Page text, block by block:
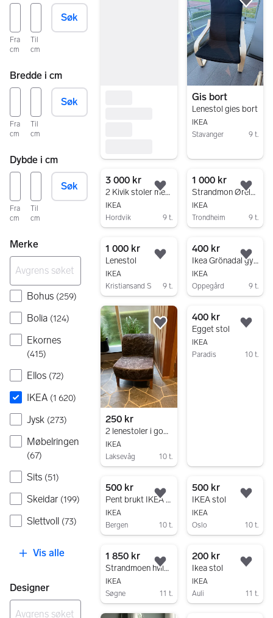
Fra
cm
Til
cm
Søk
Bredde i cm
Fra
cm
Til
cm
Søk
Dybde i cm
Fra
cm
Til
cm
Søk
Merke
Bohus (259)
Bolia (124)
Ekornes
(415)
Ellos (72)
IKEA (1 620)
Jysk (273)
Møbelringen
(67)
Sits (51)
Skeidar (199)
Slettvoll (73)
Vis alle
Designer
Gis bort
Lenestol gies bort
IKEA
Stavanger
9 t.
3 000 kr
2 Kivik stoler med hvite trekk selges samlet.
IKEA
Hordvik
9 t.
Legg til som favoritt.
1 000 kr
Strandmon Ørelappstol
IKEA
Trondheim
9 t.
1 000 kr
Lenestol
IKEA
Kristiansand S
9 t.
Legg til som favoritt.
400 kr
Ikea Grönadal gyngestol
IKEA
Oppegård
9 t.
250 kr
2 lenestoler i god stand - 250 pr stk
IKEA
Laksevåg
10 t.
Legg til som favoritt.
400 kr
Egget stol
IKEA
Paradis
10 t.
500 kr
Pent brukt IKEA Strandmoen ørelappstol i grå
IKEA
Bergen
10 t.
Legg til som favoritt.
500 kr
IKEA stol
IKEA
Oslo
10 t.
1 850 kr
Strandmoen hvilestol og krakk, grå med ekstratrekk i lin.
IKEA
Søgne
11 t.
Legg til som favoritt.
200 kr
Ikea stol
IKEA
Auli
11 t.